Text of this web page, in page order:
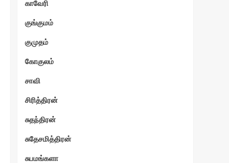
காவேரி
குங்குமம்
குமுதம்
கோகுலம்
சாவி
சிரித்திரன்
சுதந்திரன்
சுதேசமித்திரன்
சுபமங்களா